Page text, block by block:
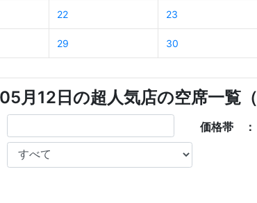
22 23
29 30
月12日の超人気店の空席一覧（
価格帯 ：